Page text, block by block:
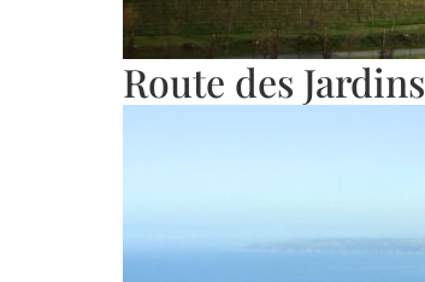
Route des Jardins